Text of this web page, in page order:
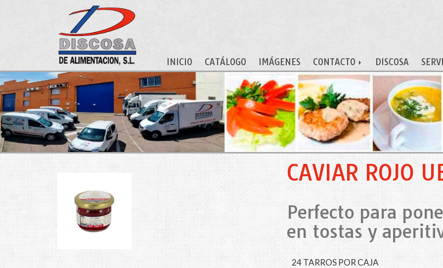
INICIO CATÁLOGO IMÁGENES CONTACTO DISCOSA
CAVIAR ROJO
Perfecto para
en tostas y
24 TARROS POR CAJA